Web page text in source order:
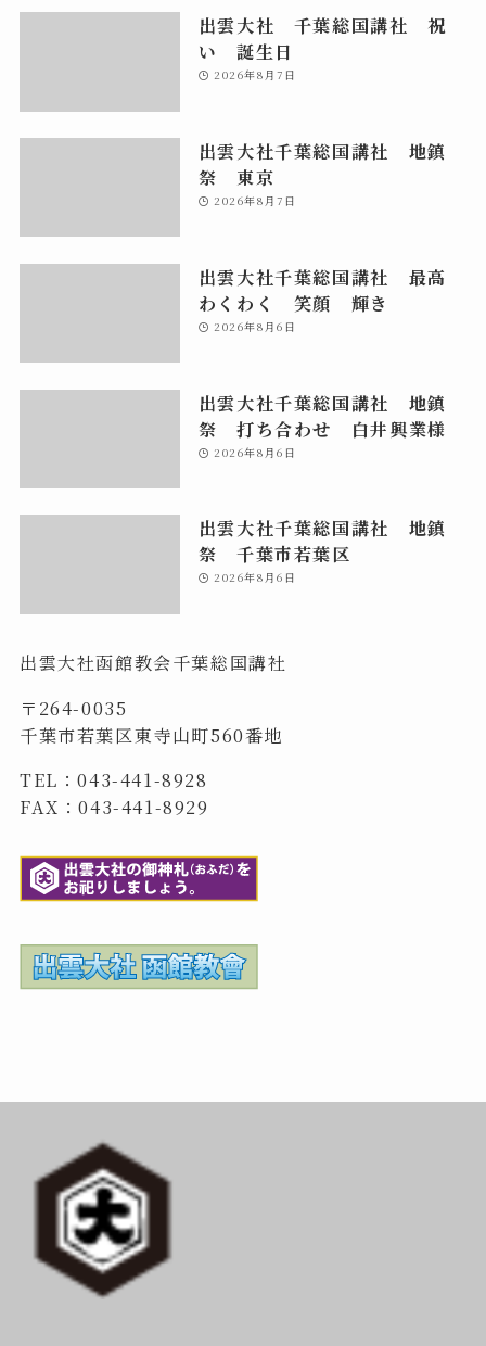
出雲大社 千葉総国講社 祝
い 誕生日
2026年8月7日
出雲大社千葉総国講社 地鎮
祭 東京
2026年8月7日
出雲大社千葉総国講社 最高
わくわく 笑顔 輝き
2026年8月6日
出雲大社千葉総国講社 地鎮
祭 打ち合わせ 白井興業様
2026年8月6日
出雲大社千葉総国講社 地鎮
祭 千葉市若葉区
2026年8月6日
出雲大社函館教会千葉総国講社
〒264-0035
千葉市若葉区東寺山町560番地
TEL：043-441-8928
FAX：043-441-8929